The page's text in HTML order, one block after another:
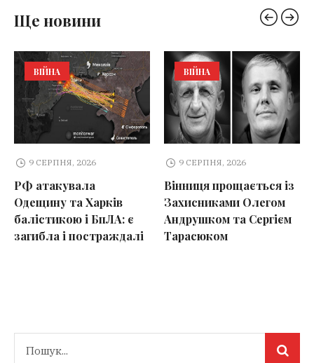
Ще новини
ВІЙНА
9 СЕРПНЯ, 2026
РФ атакувала
Одещину та Харків
балістикою і БпЛА: є
загибла і постраждалі
ВІЙНА
9 СЕРПНЯ, 2026
Вінниця прощається із
Захисниками Олегом
Андрушком та Сергієм
Тарасюком